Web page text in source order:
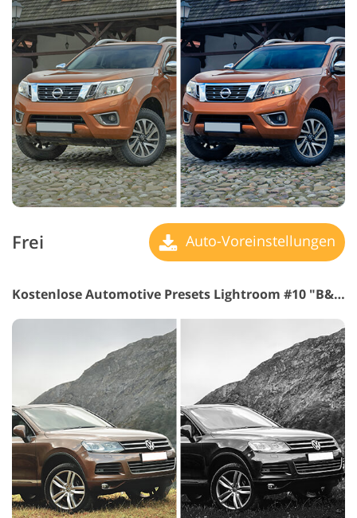
Frei Auto-Voreinstellungen
Kostenlose Automotive Presets Lightroom #10 "B&W"